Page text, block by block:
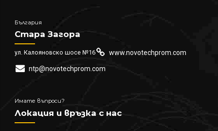
България
Стара Загора
ул. Калояновско шосе №16 www.novotechprom.com
ntp@novotechprom.com
Имате въпроси?
Локация и връзка с нас